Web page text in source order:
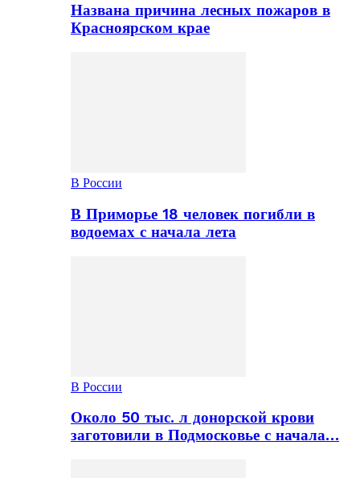
Названа причина лесных пожаров в
Красноярском крае
В России
В Приморье 18 человек погибли в
водоемах с начала лета
В России
Около 50 тыс. л донорской крови
заготовили в Подмосковье с начала…